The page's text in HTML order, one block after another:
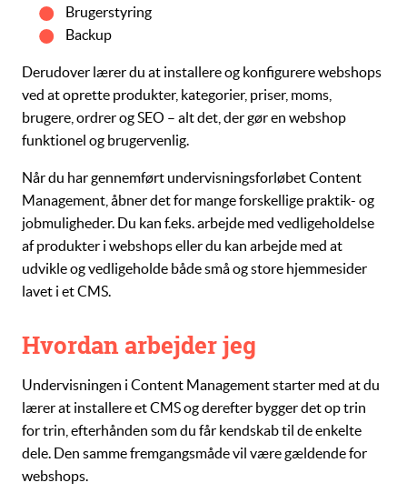
Brugerstyring
Backup
Derudover lærer du at installere og konfigurere webshops
ved at oprette produkter, kategorier, priser, moms,
brugere, ordrerogSEO – alt det, der gør en webshop
funktionel og brugervenlig.
Når du har gennemført undervisningsforløbetContent
Management , åbner det for mange forskellige praktik- og
jobmuligheder. Du kan f.eks. arbejde med vedligeholdelse
af produkter i webshops eller du kan arbejde med at
udvikle og vedligeholde både små og store hjemmesider
lavet i et CMS.
Hvordan arbejder jeg
Undervisningen i Content Managementstarter med at du
lærer at installere et CMS og derefter bygger det op trin
for trin, efterhånden som du får kendskab til de enkelte
dele. Den samme fremgangsmåde vil være gældende for
webshops.